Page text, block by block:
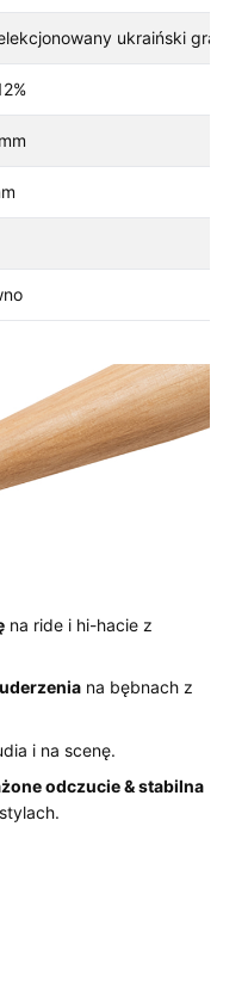
ukraiński grab
na ride i hi-hacie z
na bębnach z
i na scenę.
odczucie & stabilna